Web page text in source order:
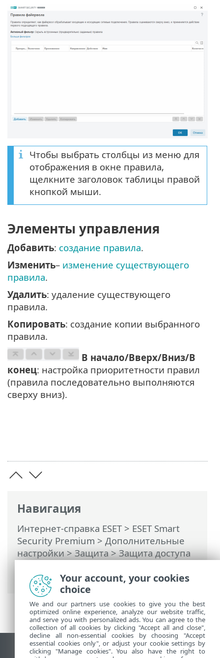
Навигация
Интернет-справка ESET> ESET Smart
Security Premium > Дополнительные
настройки>Защита>Защита доступа
файервола
Чтобы выбрать столбцы из меню для
отображения в окне правила,
щелкните заголовок таблицы правой
кнопкой мыши.
Элементы управления
Добавить: создание правила.
Изменить– изменение существующего
правила.
Удалить: удаление существующего
правила.
Копировать: создание копии выбранного
правила.
В начало/Вверх/Вниз/В
конец: настройка приоритетности правил
(правила последовательно выполняются
сверху вниз).
Использовать сайт для ПК
Your account, your cookies
choice
We and our partners use cookies to give you the best
optimized online experience, analyze our website traffic,
and serve you with personalized ads. You can agree to the
collection of all cookies by clicking "Accept all and close",
decline all non-essential cookies by choosing "Accept
essential cookies only", or adjust your cookie settings by
clicking "Manage cookies". You also have the right to